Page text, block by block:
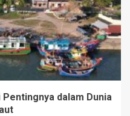
dalam Dunia